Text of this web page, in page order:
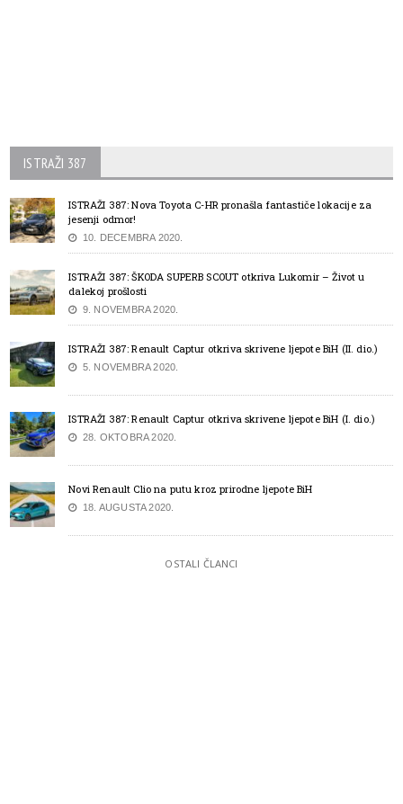
ISTRAŽI 387
ISTRAŽI 387: Nova Toyota C-HR pronašla fantastiče lokacije za
jesenji odmor!
10. DECEMBRA 2020.
ISTRAŽI 387: ŠKODA SUPERB SCOUT otkriva Lukomir – Život u
dalekoj prošlosti
9. NOVEMBRA 2020.
ISTRAŽI 387: Renault Captur otkriva skrivene ljepote BiH (II. dio.)
5. NOVEMBRA 2020.
ISTRAŽI 387: Renault Captur otkriva skrivene ljepote BiH (I. dio.)
28. OKTOBRA 2020.
Novi Renault Clio na putu kroz prirodne ljepote BiH
18. AUGUSTA 2020.
OSTALI ČLANCI